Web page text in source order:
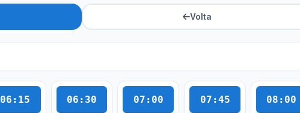
Volta
06:15 06:30 07:00 07:45 08:00